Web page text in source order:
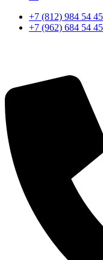
+7 (812) 984 54 45
+7 (962) 684 54 45